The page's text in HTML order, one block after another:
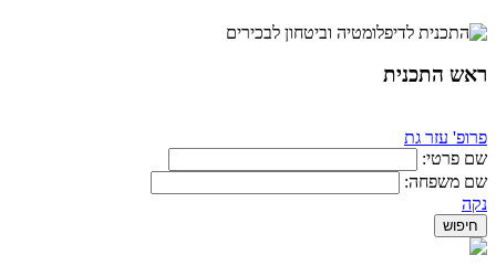
ראש התכנית
פרופ' עזר גת
שם פרטי:
שם משפחה:
נקה